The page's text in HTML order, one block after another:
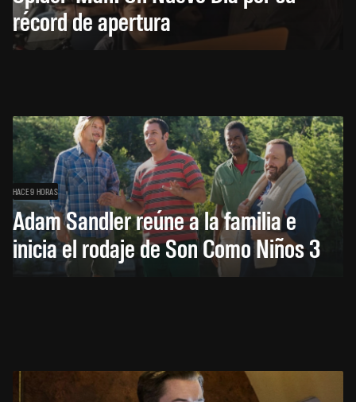
récord de apertura
HACE 9 HORAS
Adam Sandler reúne a la familia e
inicia el rodaje de Son Como Niños 3